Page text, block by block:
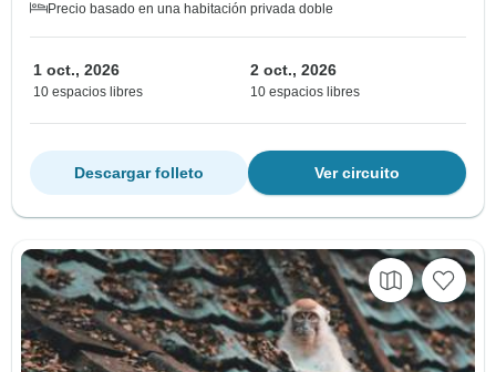
Precio basado en una habitación privada doble
1 oct., 2026
10 espacios libres
2 oct., 2026
10 espacios libres
Ver circuito
Descargar folleto